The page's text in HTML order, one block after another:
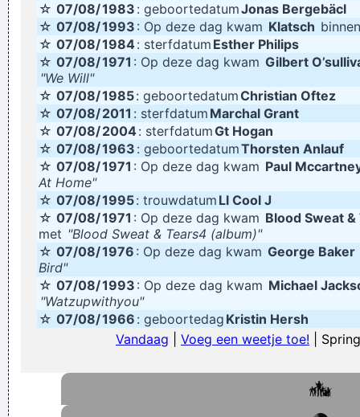
weer fris als een hoertje...
zalig,een bier-knoflookboer met een mondkapje op .
ik heb een vettig goedje meegebracht van 't werk, dit ga ik
deze nacht tegen de vensters van de pastorij kwakken
Ik zal je mijn WhatsApp-nummer geven en me naakt zien. ?
all flat-earthers are fucking idiots
wie niet horen wil moet maar luisteren
Geej se lèllike voel hod!
☆ 07/08/1983 : geboortedatumJonas Bergebäcl
☆ 07/08/1993 : Op deze dag kwam Klatsch
☆ 07/08/1984: sterfdatum Esther Philips
☆ 07/08/1971 : Op deze dag kwam Gilbert
"We Will"
☆ 07/08/1985: geboortedatumChristian Oftez
☆ 07/08/2011 : sterfdatum Marchal Grant
☆ 07/08/2004: sterfdatumGt Hogan
☆ 07/08/1963 : geboortedatumThorsten Anlauf
☆ 07/08/1971 : Op deze dag kwam Paul
At Home"
☆ 07/08/1995: trouwdatum Ll Cool J
☆ 07/08/1971 : Op deze dag kwam Blood Sweat &
met "Blood Sweat & Tears4 (album)"
☆ 07/08/1976 : Op deze dag kwam George Baker
Bird"
☆ 07/08/1993 : Op deze dag kwam Michael
"Watzupwithyou"
☆ 07/08/1966 : geboortedag Kristin Hersh
Vandaag
Voeg een weetje toe! |